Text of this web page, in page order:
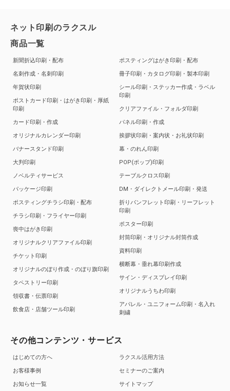
ネット印刷のラクスル
商品一覧
新聞折込印刷・配布
名刺作成・名刺印刷
年賀状印刷
ポストカード印刷・はがき印刷・厚紙
印刷
カード印刷・作成
オリジナルカレンダー印刷
バナースタンド印刷
大判印刷
ノベルティサービス
パッケージ印刷
ポスティングチラシ印刷・配布
チラシ印刷・フライヤー印刷
喪中はがき印刷
オリジナルクリアファイル印刷
チケット印刷
オリジナルのぼり作成・のぼり旗印刷
タペストリー印刷
領収書・伝票印刷
飲食店・店舗ツール印刷
ポスティングはがき印刷・配布
冊子印刷・カタログ印刷・製本印刷
シール印刷・ステッカー作成・ラベル
印刷
クリアファイル・フォルダ印刷
パネル印刷・作成
挨拶状印刷・案内状・お礼状印刷
幕・のれん印刷
POP(ポップ)印刷
テーブルクロス印刷
DM・ダイレクトメール印刷・発送
折りパンフレット印刷・リーフレット
印刷
ポスター印刷
封筒印刷・オリジナル封筒作成
資料印刷
横断幕・垂れ幕印刷作成
サイン・ディスプレイ印刷
オリジナルうちわ印刷
アパレル・ユニフォーム印刷・名入れ
刺繍
その他コンテンツ・サービス
はじめての方へ
お客様事例
お知らせ一覧
ラクスル活用方法
セミナーのご案内
サイトマップ